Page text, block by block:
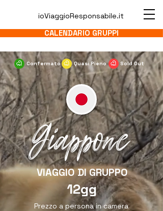
ioViaggioResponsabile.it
CALENDARIO GRUPPI
Confermato Quasi Pieno Sold Out
Giappone
VIAGGIO DI GRUPPO
12gg
Prezzo a persona in camera